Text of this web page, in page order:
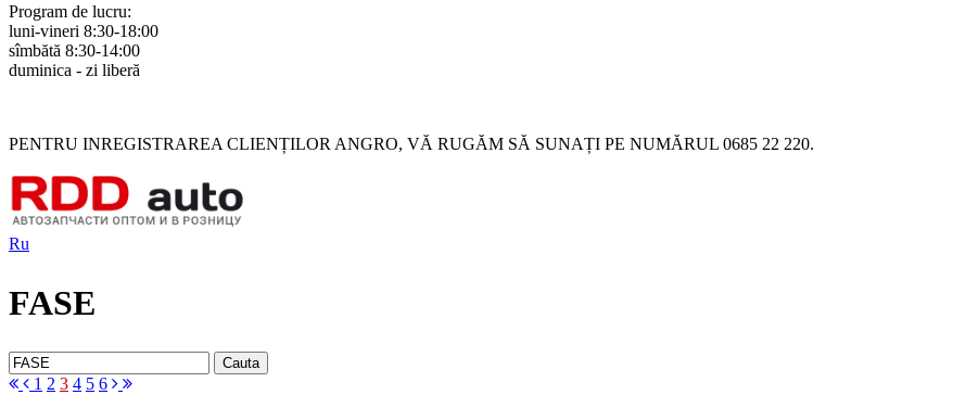
Program de lucru:
luni-vineri 8:30-18:00
sîmbătă 8:30-14:00
duminica - zi liberă
PENTRU INREGISTRAREA CLIENȚILOR ANGRO, VĂ RUGĂM SĂ SUNAȚI PE NUMĂRUL 0685 22 220.
Ru
FASE
1 2 3 4 5 6